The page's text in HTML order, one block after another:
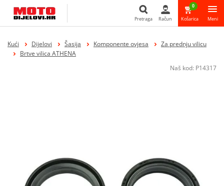
Pretraga
Pretraga Račun
0
Košarica Meni
Kući Dijelovi Šasija Komponente ovjesa
Za prednju vilicu
Brtve vilica ATHENA
Naš kod: P14317